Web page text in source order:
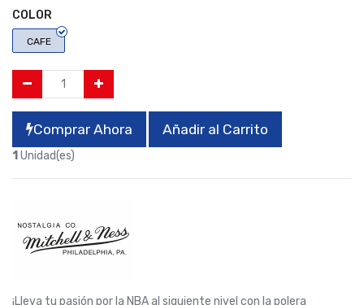
COLOR
CAFE
Comprar Ahora Añadir al Carrito
1 Unidad(es)
¡Lleva tu pasión por la NBA al siguiente nivel con la polera